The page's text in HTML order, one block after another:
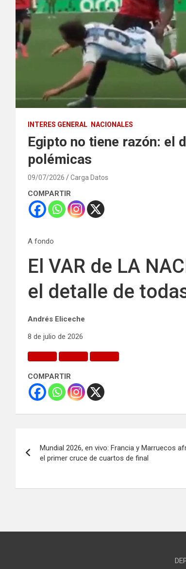
INTERES GENERAL NACIONALES
Egipto no tiene razón: el
polémicas
09/07/2026 Carga Datos
COMPARTIR
A fondo
El VAR de LA
el detalle de
Andrés Eliceche
8 de julio de 2026
COMPARTIR
de
Mundial 2026, en vivo: Francia y Marruecos
el primer cruce de cuartos de final